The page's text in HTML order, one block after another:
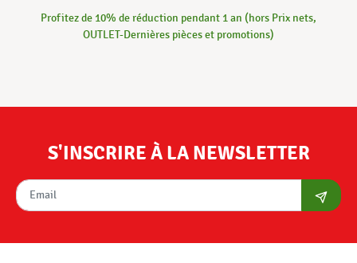
Profitez de 10% de réduction pendant 1 an (hors Prix nets,
OUTLET-Dernières pièces et promotions)
S'INSCRIRE À LA NEWSLETTER